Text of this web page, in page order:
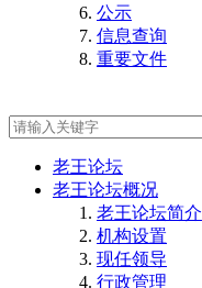
公示
信息查询
重要文件
老王论坛
老王论坛概况
老王论坛简介
机构设置
现任领导
行政管理